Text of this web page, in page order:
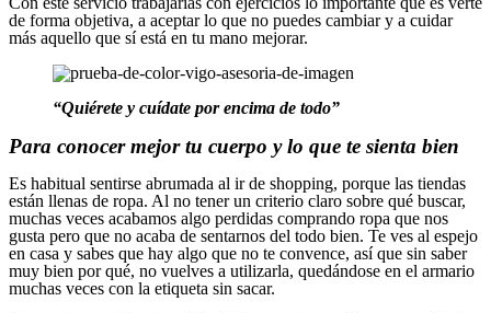
de forma objetiva, a aceptar lo que no puedes cambiar y a cuidar
más aquello que sí está en tu mano mejorar.
“Quiérete y cuídate por encima de todo”
Para conocer mejor tu cuerpo y lo que te sienta bien
Es habitual sentirse abrumada al ir de shopping, porque las tiendas
están llenas de ropa. Al no tener un criterio claro sobre qué buscar,
muchas veces acabamos algo perdidas comprando ropa que nos
gusta pero que no acaba de sentarnos del todo bien. Te ves al espejo
en casa y sabes que hay algo que no te convence, así que sin saber
muy bien por qué, no vuelves a utilizarla, quedándose en el armario
muchas veces con la etiqueta sin sacar.